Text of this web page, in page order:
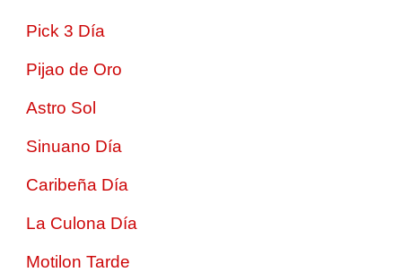
Pick 3 Día
Pijao de Oro
Astro Sol
Sinuano Día
Caribeña Día
La Culona Día
Motilon Tarde